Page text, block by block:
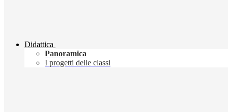
Didattica
Panoramica
I progetti delle classi